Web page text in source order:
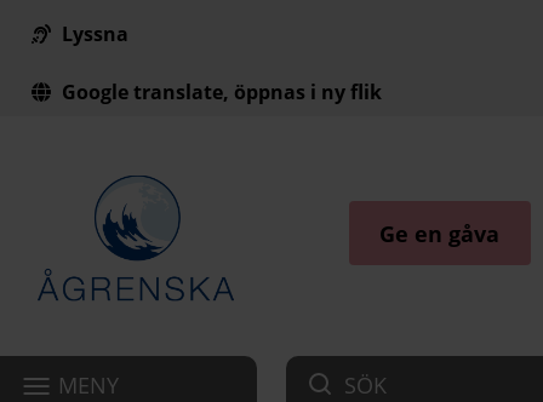
Till innehåll på sidan
Lyssna
Google translate, öppnas i ny flik
Ge en gåva
MENY SÖK